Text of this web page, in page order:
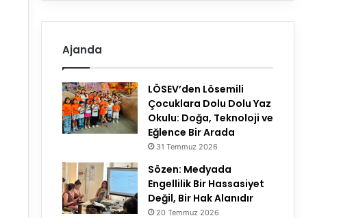
Ajanda
LÖSEV’den Lösemili
Çocuklara Dolu Dolu Yaz
Okulu: Doğa, Teknoloji ve
Eğlence Bir Arada
31 Temmuz 2026
Sözen: Medyada
Engellilik Bir Hassasiyet
Değil, Bir Hak Alanıdır
20 Temmuz 2026